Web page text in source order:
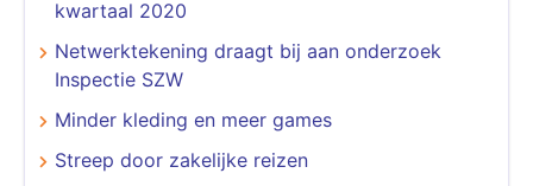
kwartaal 2020
Netwerktekening draagt bij aan onderzoek
Inspectie SZW
Minder kleding en meer games
Streep door zakelijke reizen